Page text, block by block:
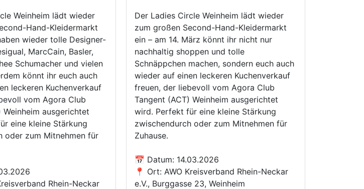
Weinheim lädt wieder
Hand-Kleidermarkt
MarcCain, Basler,
Schumacher und vielen
könnt ihr euch auch
leckeren Kuchenverkauf
vom Agora Club
Weinheim ausgerichtet
eine kleine Stärkung
oder zum Mitnehmen für
Rhein-Neckar
Der Ladies Circle Weinheim lädt wieder
zum großen Second-Hand-Kleidermarkt
ein – am 14. März könnt ihr nicht nur
nachhaltig shoppen und tolle
Schnäppchen machen, sondern euch auch
wieder auf einen leckeren Kuchenverkauf
freuen, der liebevoll vom Agora Club
Tangent (ACT) Weinheim ausgerichtet
wird. Perfekt für eine kleine Stärkung
zwischendurch oder zum Mitnehmen für
Zuhause.
📅 Datum: 14.03.2026
📍 Ort: AWO Kreisverband Rhein-Neckar
e.V., Burggasse 23, Weinheim